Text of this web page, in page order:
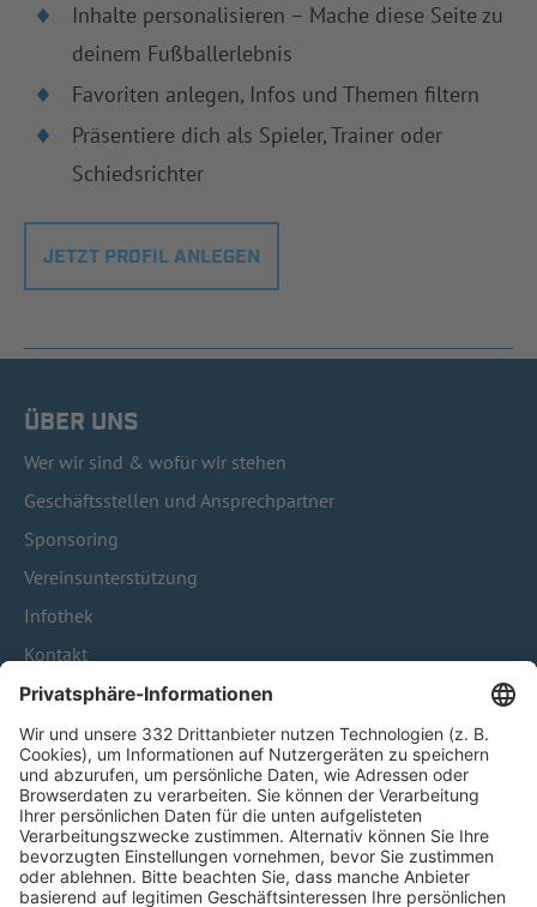
Inhalte personalisieren – Mache diese Seite zu
deinem Fußballerlebnis
Favoriten anlegen, Infos und Themen filtern
Präsentiere dich als Spieler, Trainer oder
Schiedsrichter
JETZT PROFIL ANLEGEN
ÜBER UNS
Wer wir sind & wofür wir stehen
Geschäftsstellen und Ansprechpartner
Sponsoring
Vereinsunterstützung
Infothek
Kontakt
HÄUFIG BESUCHTE SEITEN
Pässe und Vereinswechsel
Trainerausbildung
Schulungsangebot Vereinsmitarbeiter
BFV-Geschäftsstellen